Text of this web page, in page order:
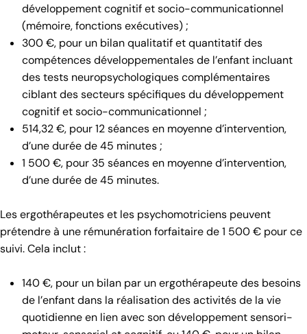
développement cognitif et socio-communicationnel
(mémoire, fonctions exécutives) ;
300 €, pour un bilan qualitatif et quantitatif des
compétences développementales de l’enfant incluant
des tests neuropsychologiques complémentaires
ciblant des secteurs spécifiques du développement
cognitif et socio-communicationnel ;
514,32 €, pour 12 séances en moyenne d’intervention,
d’une durée de 45 minutes ;
1 500 €, pour 35 séances en moyenne d’intervention,
d’une durée de 45 minutes.
Les ergothérapeutes et les psychomotriciens peuvent
prétendre à une rémunération forfaitaire de 1 500 € pour ce
suivi. Cela inclut :
140 €, pour un bilan par un ergothérapeute des besoins
de l’enfant dans la réalisation des activités de la vie
quotidienne en lien avec son développement sensori-